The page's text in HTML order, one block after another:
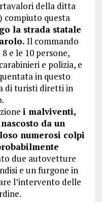
della ditta
compiuto questa
la strada statale
Il commando
e le 10 persone,
e polizia, e
in questo
di turisti diretti in
i malviventi,
da un
numerosi colpi
due autovetture
e un furgone in
l’intervento delle